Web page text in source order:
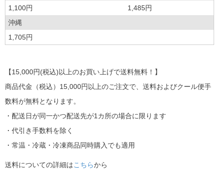
1,100円
1,485円
沖縄
1,705円
【15,000円(税込)以上のお買い上げで送料無料！】
商品代金（税込）15,000円以上のご注文で、送料およびクール便手
数料が無料となります。
・配送日が同一かつ配送先が1カ所の場合に限ります
・代引き手数料を除く
・常温・冷蔵・冷凍商品同時購入でも適用
送料についての詳細はこちらから